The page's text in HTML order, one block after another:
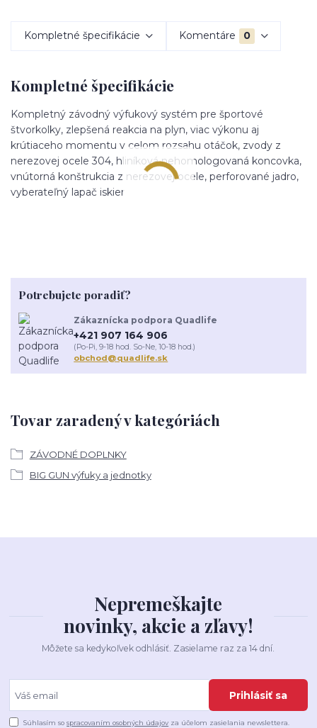
Kompletné špecifikácie Komentáre 0
Kompletné špecifikácie
Kompletný závodný výfukový systém pre športové
štvorkolky, zlepšená reakcia na plyn, viac výkonu aj
krútiaceho momentu v celom rozsahu otáčok, zvody z
nerezovej ocele 304, hliníková nehomologovaná koncovka,
vnútorná konštrukcia z nerezovej ocele, perforované jadro,
vyberateľný lapač iskier
Tovar zaradený v kategóriách
ZÁVODNÉ DOPLNKY
BIG GUN výfuky a jednotky
Potrebujete poradiť?
Zákaznícka podpora Quadlife
+421 907 164 906
(Po-Pi, 9-18 hod. So-Ne, 10-18 hod.)
obchod@quadlife.sk
Nepremeškajte
novinky, akcie a zľavy!
Môžete sa kedykoľvek odhlásiť. Zasielame raz za 14 dní.
Prihlásiť sa
Súhlasím sospracovaním osobných údajov za účelom zasielania newslettera.